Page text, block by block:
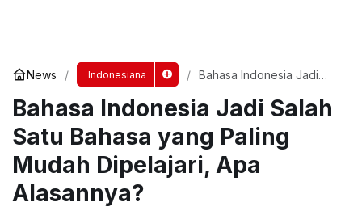
News Indonesiana
Bahasa Indonesia Jadi
Paling Mudah Dipelajari,
Apa Alasannya?
Bahasa Indonesia Jadi Salah
Satu Bahasa yang Paling
Mudah Dipelajari, Apa
Alasannya?